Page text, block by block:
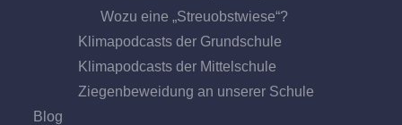
Wozu eine „Streuobstwiese“?
Klimapodcasts der Grundschule
Klimapodcasts der Mittelschule
Ziegenbeweidung an unserer Schule
Blog